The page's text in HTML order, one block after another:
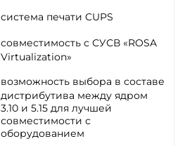
система печати CUPS
совместимость с СУСВ «ROSA
Virtualization»
возможность выбора в составе
дистрибутива между ядром
3.10 и 5.15 для лучшей
совместимости с
оборудованием